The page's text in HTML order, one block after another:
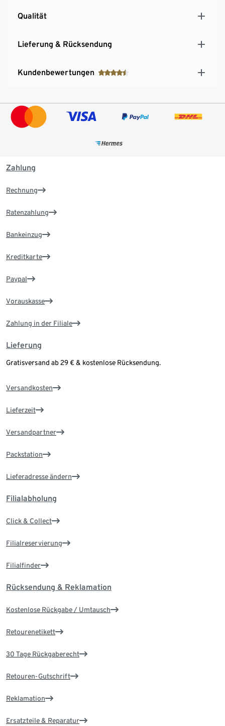
Qualität
Lieferung & Rücksendung
Kundenbewertungen
Zahlung
Rechnung
Ratenzahlung
Bankeinzug
Kreditkarte
Paypal
Vorauskasse
Zahlung in der Filiale
Lieferung
Gratisversand ab 29 € & kostenlose Rücksendung.
Versandkosten
Lieferzeit
Versandpartner
Packstation
Lieferadresse ändern
Filialabholung
Click & Collect
Filialreservierung
Filialfinder
Rücksendung & Reklamation
Kostenlose Rückgabe / Umtausch
Retourenetikett
30 Tage Rückgaberecht
Retouren-Gutschrift
Reklamation
Ersatzteile & Reparatur